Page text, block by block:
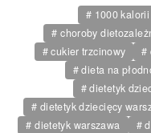
1000 kalorii
choroby
cukier trzcinowy
dieta na
dietetyk
dietetyk dziecięcy
dietetyk warszawa